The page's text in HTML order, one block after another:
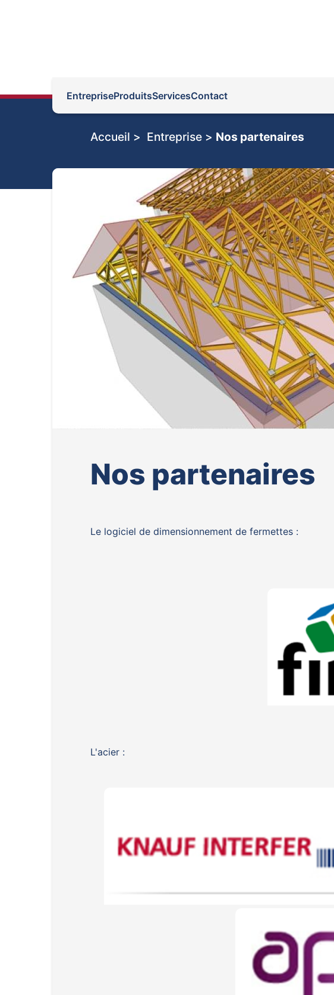
EntrepriseProduitsServicesContact
Accueil > Entreprise > Nos partenaires
Nos partenaires
Le logiciel de dimensionnement de fermettes :
L'acier :